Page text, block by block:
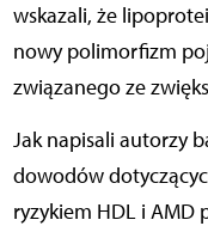
wskazali, że
nowy polimorfizm
związanego ze
Jak napisali autorzy
dowodów
ryzykiem HDL i AMD